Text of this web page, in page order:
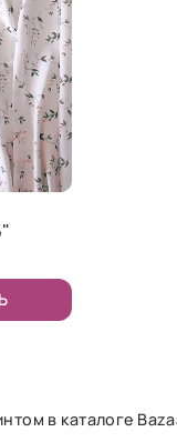
в каталоге